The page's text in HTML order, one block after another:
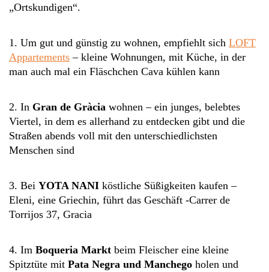
„Ortskundigen“.
1. Um gut und günstig zu wohnen, empfiehlt sich LOFT
Appartements – kleine Wohnungen, mit Küche, in der
man auch mal ein Fläschchen Cava kühlen kann
2. In Gran de Gràcia wohnen – ein junges, belebtes
Viertel, in dem es allerhand zu entdecken gibt und die
Straßen abends voll mit den unterschiedlichsten
Menschen sind
3. Bei YOTA NANI köstliche Süßigkeiten kaufen –
Eleni, eine Griechin, führt das Geschäft -Carrer de
Torrijos 37, Gracia
4. Im Boqueria Markt beim Fleischer eine kleine
Spitztüte mit Pata Negra und Manchego holen und